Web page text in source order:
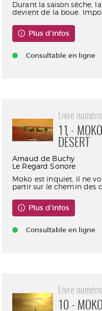
Durant la saison sèche,
devient de la boue.
Plus d'infos
Consultable en ligne
Livre
11 -
DÉSERT
Arnaud de Buchy
Le Regard Sonore
Moko est inquiet, il ne
partir sur le chemin des
Plus d'infos
Consultable en ligne
Livre
10 -